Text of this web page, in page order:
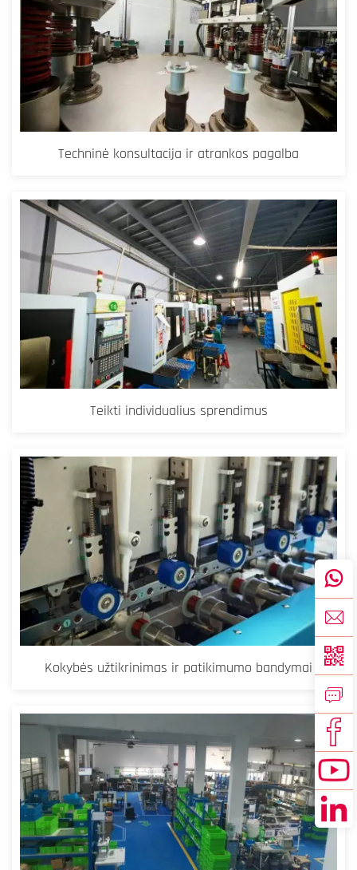
Techninė konsultacija ir atrankos pagalba
Teikti individualius sprendimus
Kokybės užtikrinimas ir patikimumo bandymai